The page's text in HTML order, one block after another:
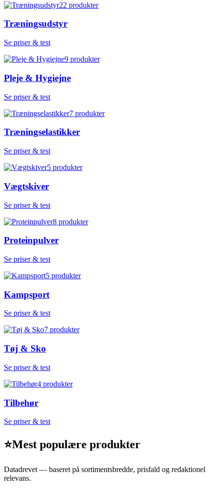
22 produkter
Træningsudstyr
Se priser & test
9 produkter
Pleje & Hygiejne
Se priser & test
7 produkter
Træningselastikker
Se priser & test
5 produkter
Vægtskiver
Se priser & test
8 produkter
Proteinpulver
Se priser & test
5 produkter
Kampsport
Se priser & test
7 produkter
Tøj & Sko
Se priser & test
4 produkter
Tilbehør
Se priser & test
⭐Mest populære produkter
Datadrevet — baseret på sortimentsbredde, prisfald og redaktionel
relevans.